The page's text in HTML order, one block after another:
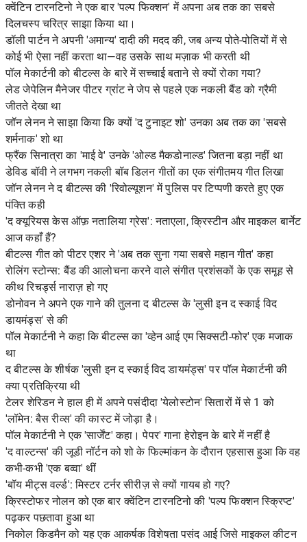
क्वेंटिन टारनटिनो ने एक बार 'पल्प फिक्शन' में अपना अब तक का सबसे
दिलचस्प चरित्र साझा किया था।
डॉली पार्टन ने अपनी 'अमान्य' दादी की मदद की, जब अन्य पोते-पोतियों में से
कोई भी ऐसा नहीं करता था—वह उसके साथ मज़ाक भी करती थी
पॉल मेकार्टनी को बीटल्स के बारे में सच्चाई बताने से क्यों रोका गया?
लेड जेपेलिन मैनेजर पीटर ग्रांट ने जेप से पहले एक नकली बैंड को ग्रैमी
जीतते देखा था
जॉन लेनन ने साझा किया कि क्यों 'द टुनाइट शो' उनका अब तक का 'सबसे
शर्मनाक' शो था
फ्रैंक सिनात्रा का 'माई वे' उनके 'ओल्ड मैकडोनाल्ड' जितना बड़ा नहीं था
डेविड बॉवी ने लगभग नकली बॉब डिलन गीतों का एक संगीतमय गीत लिखा
जॉन लेनन ने द बीटल्स की 'रिवोल्यूशन' में पुलिस पर टिप्पणी करते हुए एक
पंक्ति कही
'द क्यूरियस केस ऑफ़ नतालिया ग्रेस': नताएला, क्रिस्टीन और माइकल बार्नेट
आज कहाँ हैं?
बीटल्स गीत को पीटर एशर ने 'अब तक सुना गया सबसे महान गीत' कहा
रोलिंग स्टोन्स: बैंड की आलोचना करने वाले संगीत प्रशंसकों के एक समूह से
कीथ रिचर्ड्स नाराज़ हो गए
डोनोवन ने अपने एक गाने की तुलना द बीटल्स के 'लुसी इन द स्काई विद
डायमंड्स' से की
पॉल मेकार्टनी ने कहा कि बीटल्स का 'व्हेन आई एम सिक्सटी-फोर' एक मजाक
था
द बीटल्स के शीर्षक 'लुसी इन द स्काई विद डायमंड्स' पर पॉल मेकार्टनी की
क्या प्रतिक्रिया थी
टेलर शेरिडन ने हाल ही में अपने पसंदीदा 'येलोस्टोन' सितारों में से 1 को
'लॉमेन: बैस रीव्स' की कास्ट में जोड़ा है।
पॉल मेकार्टनी ने एक 'सार्जेंट' कहा। पेपर' गाना हेरोइन के बारे में नहीं है
'द वाल्टन्स' की जूडी नॉर्टन को शो के फिल्मांकन के दौरान एहसास हुआ कि वह
कभी-कभी 'एक बव्वा' थीं
'बॉय मीट्स वर्ल्ड': मिस्टर टर्नर सीरीज़ से क्यों गायब हो गए?
क्रिस्टोफर नोलन को एक बार क्वेंटिन टारनटिनो की 'पल्प फिक्शन स्क्रिप्ट'
पढ़कर पछतावा हुआ था
निकोल किडमैन को यह एक आकर्षक विशेषता पसंद आई जिसे माइकल कीटन